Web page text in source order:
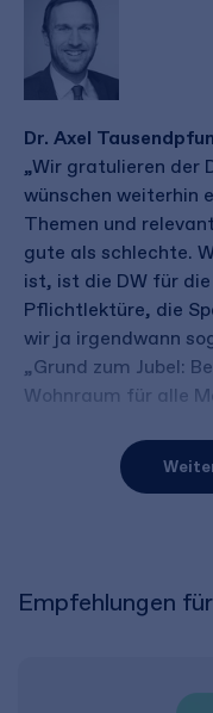
Dr. Axel
„Wir gratulieren der
wünschen weiterhin
Themen und
gute als schlechte.
ist, ist die DW für
Pflichtlektüre, die
wir ja irgendwann
„Grund zum Jubel:
Wohnraum für alle
Empfehlungen